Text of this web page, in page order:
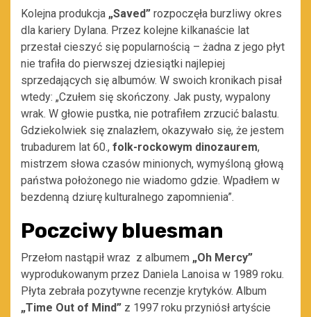
Kolejna produkcja „Saved” rozpoczęła burzliwy okres
dla kariery Dylana. Przez kolejne kilkanaście lat
przestał cieszyć się popularnością – żadna z jego płyt
nie trafiła do pierwszej dziesiątki najlepiej
sprzedających się albumów. W swoich kronikach pisał
wtedy: „Czułem się skończony. Jak pusty, wypalony
wrak. W głowie pustka, nie potrafiłem zrzucić balastu.
Gdziekolwiek się znalazłem, okazywało się, że jestem
trubadurem lat 60., folk-rockowym dinozaurem,
mistrzem słowa czasów minionych, wymyśloną głową
państwa położonego nie wiadomo gdzie. Wpadłem w
bezdenną dziurę kulturalnego zapomnienia”.
Poczciwy bluesman
Przełom nastąpił wraz z albumem „Oh Mercy”
wyprodukowanym przez Daniela Lanoisa w 1989 roku.
Płyta zebrała pozytywne recenzje krytyków. Album
„Time Out of Mind” z 1997 roku przyniósł artyście